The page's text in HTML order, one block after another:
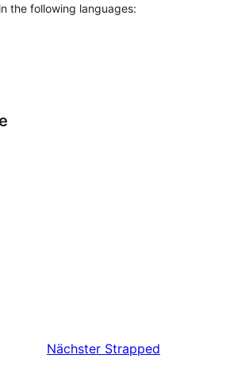
the following languages:
Nächster Strapped